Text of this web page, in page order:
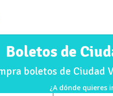
Boletos de
boletos de Ciudad
¿A dónde quieres